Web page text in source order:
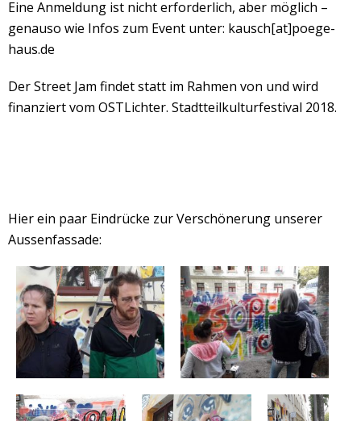
Eine Anmeldung ist nicht erforderlich, aber möglich –
genauso wie Infos zum Event unter: kausch[at]poege-
haus.de
Der Street Jam findet statt im Rahmen von und wird
finanziert vom OSTLichter. Stadtteilkulturfestival 2018.
Hier ein paar Eindrücke zur Verschönerung unserer
Aussenfassade: